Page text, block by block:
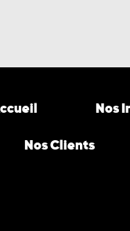
Nos
Nos Clients